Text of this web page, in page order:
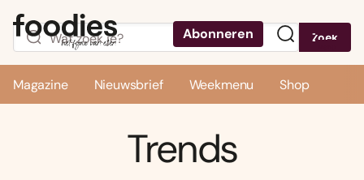
Abonneren Zoek
Magazine Nieuwsbrief Weekmenu Shop
Trends